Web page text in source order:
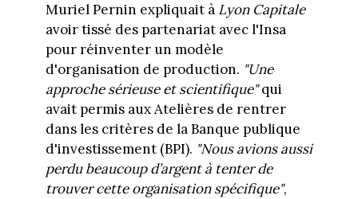
Muriel Pernin expliquait à Lyon Capitale
avoir tissé des partenariat avec l'Insa
pour réinventer un modèle
d'organisation de production. "Une
approche sérieuse et scientifique"qui
avait permis aux Atelières de rentrer
dans les critères de la Banque publique
d'investissement (BPI). "Nous avions aussi
perdu beaucoup d’argent à tenter de
trouver cette organisation spécifique",